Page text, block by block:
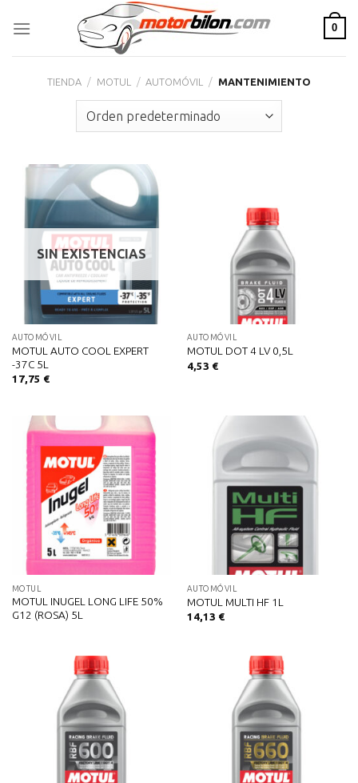
0
TIENDA / MOTUL / AUTOMÓVIL / MANTENIMIENTO
SIN EXISTENCIAS
AUTOMÓVIL
MOTUL AUTO COOL EXPERT
-37C 5L
17,75 €
AUTOMÓVIL
MOTUL DOT 4 LV 0,5L
4,53 €
MOTUL
MOTUL INUGEL LONG LIFE 50%
G12 (ROSA) 5L
AUTOMÓVIL
MOTUL MULTI HF 1L
14,13 €